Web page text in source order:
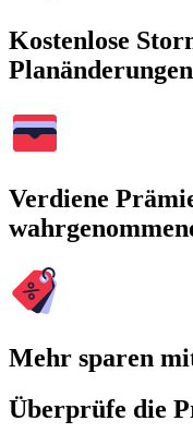
Kostenlose
Planänderungen
Verdiene
Mehr sparen
Überprüfe die